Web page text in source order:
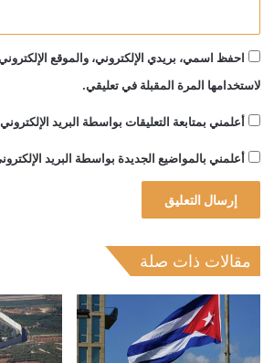
احفظ اسمي، بريدي الإلكتروني، والموقع
لاستخدامها المرة المقبلة في تعليقي.
أعلمني بمتابعة التعليقات بواسطة البريد
أعلمني بالمواضيع الجديدة بواسطة البريد
مقالات ذات صلة